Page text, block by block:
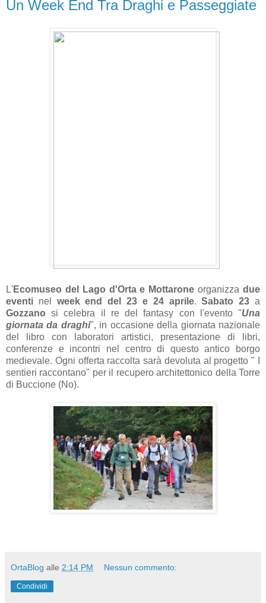
Un Week End Tra Draghi e Passeggiate
L'Ecomuseo del Lago d'Orta e Mottarone organizzadue
eventi nel week end del 23 e 24 aprile.Sabato 23 a
Gozzanosi celebra il re del fantasy con l'evento "Una
giornata da draghi", in occasione della giornata nazionale
del libro con laboratori artistici, presentazione di libri,
conferenze e incontri nel centro di questo antico borgo
medievale. Ogni offerta raccolta sarà devoluta al progetto " I
sentieri raccontano" per il recupero architettonico della Torre
di Buccione (No).
OrtaBlog alle 2:14 PM Nessun commento:
Condividi